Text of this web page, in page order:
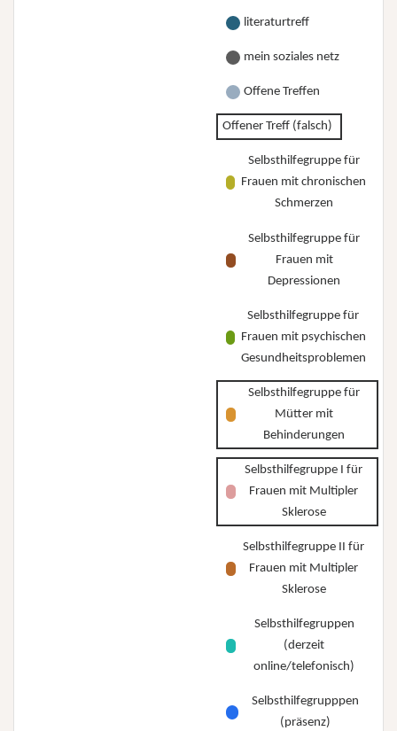
literaturtreff
mein soziales netz
Offene Treffen
Offener Treff (falsch)
Selbsthilfegruppe für
Frauen mit chronischen
Schmerzen
Selbsthilfegruppe für
Frauen mit
Depressionen
Selbsthilfegruppe für
Frauen mit psychischen
Gesundheitsproblemen
Selbsthilfegruppe für
Mütter mit
Behinderungen
Selbsthilfegruppe I für
Frauen mit Multipler
Sklerose
Selbsthilfegruppe II für
Frauen mit Multipler
Sklerose
Selbsthilfegruppen
(derzeit
online/telefonisch)
Selbsthilfegrupppen
(präsenz)